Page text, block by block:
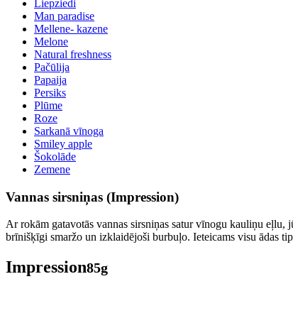
Liepziedi
Man paradise
Mellene- kazene
Melone
Natural freshness
Pačūlija
Papaija
Persiks
Plūme
Roze
Sarkanā vīnoga
Smiley apple
Šokolāde
Zemene
Vannas sirsniņas (Impression)
Ar rokām gatavotās vannas sirsniņas satur vīnogu kauliņu eļlu,
brīnišķīgi smaržo un izklaidējoši burbuļo. Ieteicams visu ādas
Impression85g